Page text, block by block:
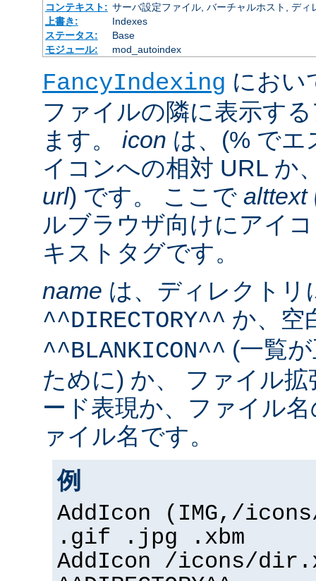
コンテキスト: サーバ設定ファイル, バーチャルホスト, ディ
上書き:
Indexes
ステータス:
Base
モジュール:
mod_autoindex
FancyIndexing にお
ファイルの隣に表示す
ます。 icon は、(% でエ
イコンへの相対 URL か
url) です。 ここで alttext
ルブラウザ向けにアイ
キストタグです。
name は、ディレクトリ
^^DIRECTORY^^ か、空
^^BLANKICON^^ (一覧
ために) か、 ファイル
ード表現か、ファイル
ァイル名です。
例
AddIcon (IMG,/
.gif .jpg .xbm
AddIcon /icons/